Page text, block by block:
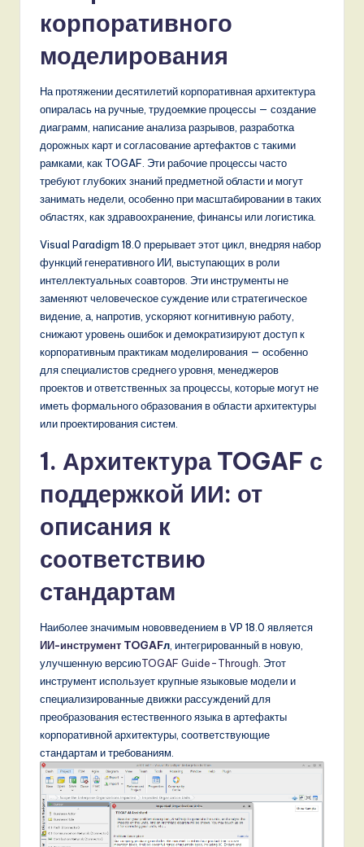
d
D
it
o
ti
корпоративного
моделирования
На протяжении десятилетий корпоративная архитектура
опиралась на ручные, трудоемкие процессы — создание
диаграмм, написание анализа разрывов, разработка
дорожных карт и согласование артефактов с такими
рамками, как TOGAF. Эти рабочие процессы часто
требуют глубоких знаний предметной области и могут
занимать недели, особенно при масштабировании в таких
областях, как здравоохранение, финансы или логистика.
Visual Paradigm 18.0 прерывает этот цикл, внедряя набор
функций генеративного ИИ, выступающих в роли
интеллектуальных соавторов. Эти инструменты не
заменяют человеческое суждение или стратегическое
видение, а, напротив, ускоряют когнитивную работу,
снижают уровень ошибок и демократизируют доступ к
корпоративным практикам моделирования — особенно
для специалистов среднего уровня, менеджеров
проектов и ответственных за процессы, которые могут не
иметь формального образования в области архитектуры
или проектирования систем.
1. Архитектура TOGAF с
поддержкой ИИ: от
описания к
соответствию
стандартам
Наиболее значимым нововведением в VP 18.0 является
ИИ-инструмент TOGAFл , интегрированный в новую,
улучшенную версиюTOGAF Guide-Through . Этот
инструмент использует крупные языковые модели и
специализированные движки рассуждений для
преобразования естественного языка в артефакты
корпоративной архитектуры, соответствующие
стандартам и требованиям.